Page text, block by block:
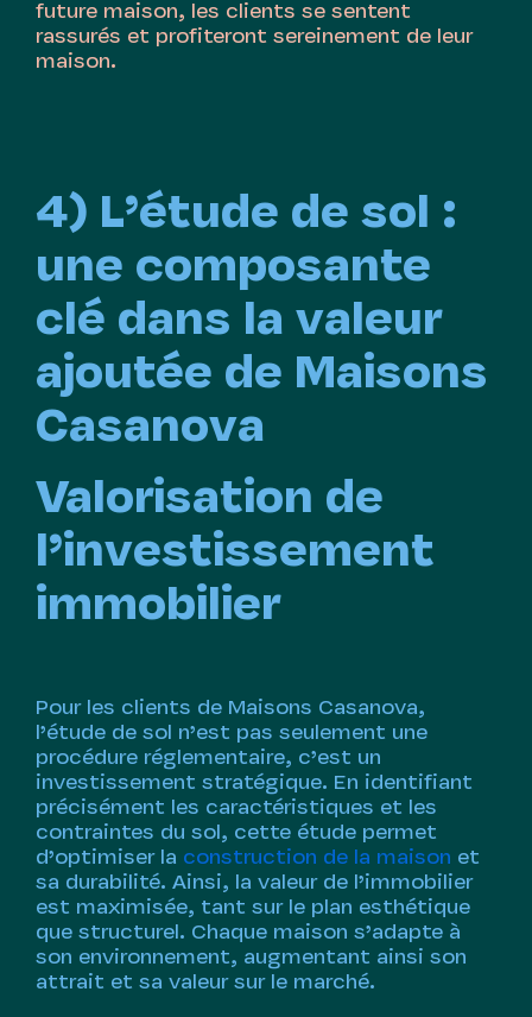
future maison, les clients se sentent
rassurés et profiteront sereinement de leur
maison.
4) L’étude de sol :
une composante
clé dans la valeur
ajoutée de Maisons
Casanova
Valorisation de
l’investissement
immobilier
Pour les clients de Maisons Casanova,
l’étude de sol n’est pas seulement une
procédure réglementaire, c’est un
investissement stratégique. En identifiant
précisément les caractéristiques et les
contraintes du sol, cette étude permet
d’optimiser la construction de la maison et
sa durabilité. Ainsi, la valeur de l’immobilier
est maximisée, tant sur le plan esthétique
que structurel. Chaque maison s’adapte à
son environnement, augmentant ainsi son
attrait et sa valeur sur le marché.